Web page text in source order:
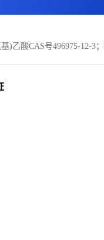
)乙酸CAS号496975-12-3